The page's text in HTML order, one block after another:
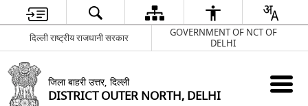
दिल्ली राष्ट्रीय राजधानी सरकार
GOVERNMENT OF NCT OF
DELHI
जिला बाहरी उत्तर, दिल्ली
DISTRICT OUTER NORTH, DELHI